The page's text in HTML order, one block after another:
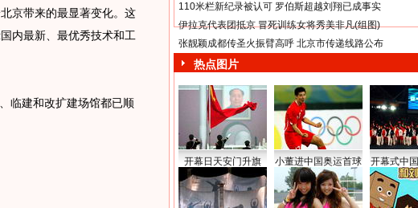
京带来的最显著变化。这
内最新、最优秀技术和工
临建和改扩建场馆都已顺
110米栏新纪录被认可 罗伯斯超越刘翔已成事实
伊拉克代表团抵京 冒死训练女将秀美非凡(组图)
张靓颖成都传圣火振臂高呼 北京市传递线路公布
热点图片
开幕日天安门升旗 小董进中国奥运首球 开幕式中